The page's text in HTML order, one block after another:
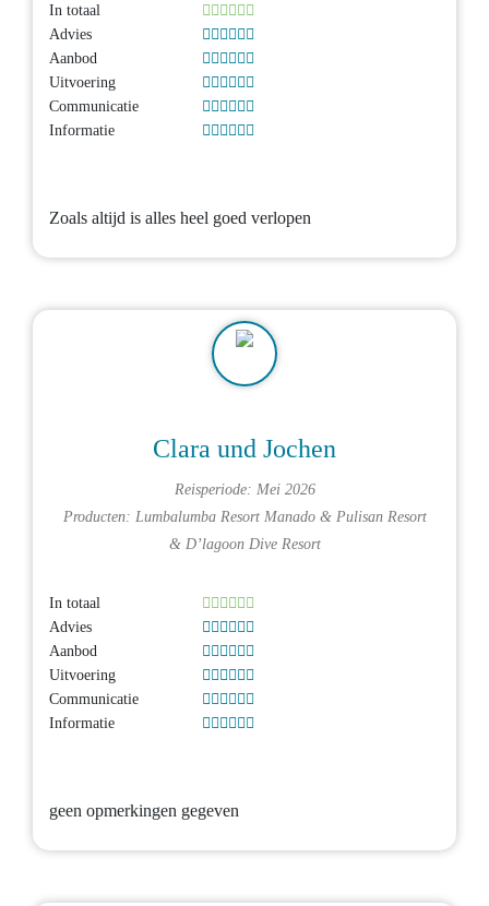
In totaal
Advies
Aanbod
Uitvoering
Communicatie
Informatie
Zoals altijd is alles heel goed verlopen
Clara und Jochen
Reisperiode: Mei 2026
Producten: Lumbalumba Resort Manado& Pulisan Resort
& D’lagoon Dive Resort
In totaal
Advies
Aanbod
Uitvoering
Communicatie
Informatie
geen opmerkingen gegeven